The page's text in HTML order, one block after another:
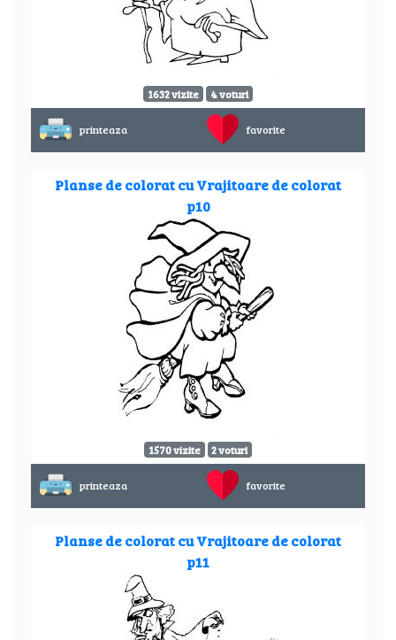
1632 vizite 4 voturi
printeaza favorite
Planse de colorat cu Vrajitoare de colorat
p10
1570 vizite 2 voturi
printeaza favorite
Planse de colorat cu Vrajitoare de colorat
p11